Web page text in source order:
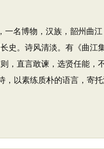
名博物，汉族，韶州曲
史。诗风清淡。有《曲江
，直言敢谏，选贤任能，
，以素练质朴的语言，寄